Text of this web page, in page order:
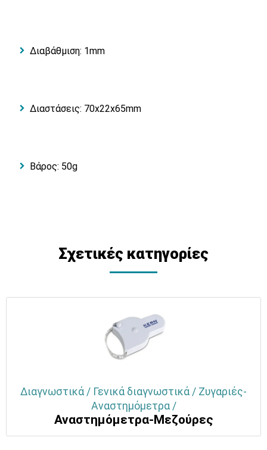
Διαβάθμιση: 1mm
Διαστάσεις: 70x22x65mm
Βάρος: 50g
Σχετικές κατηγορίες
Διαγνωστικά / Γενικά διαγνωστικά / Ζυγαριές-
Αναστημόμετρα /
Αναστημόμετρα-Μεζούρες